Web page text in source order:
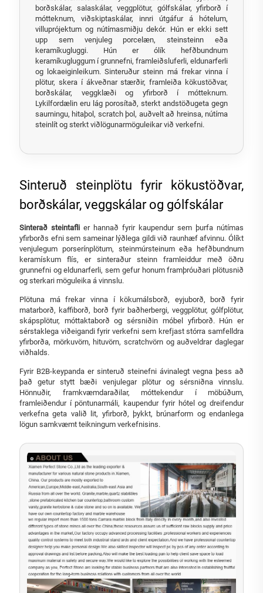
borðskálar, salaskálar, veggplötur, gólfskálar, yfirborð í
mótteknum, viðskiptaskálar, innri útgáfur á hótelum,
villuprójektum og nútímasmiðju dekór. Hún er ekki sett
upp sem venjuleg porcelæn, steinsteinn eða
keramíkugluggi. Hún er ólík hefðbundnum
keramíkugluggum í grunnefni, framleiðsluferli, eldunarferli
og lokaeiginleikum. Sinteruður steinn má frekar vinna í
plötur, skera í ákveðnar stærðir, framleiða kökustöðvar,
borðskálar, veggklæði og yfirborð í mótteknum.
Lykilfordælin eru lág porosítað, sterkt andstöðugeta gegn
saurningu, hitaþol, scratch þol, auðvelt að hreinsa, nútíma
steinlít og sterkt viðlögunarmöguleikar við verkefni.
Sinteruð steinplötu fyrir kökustöðvar,
borðskálar, veggskálar og gólfskálar
Sinterað steintafli er hannað fyrir kaupendur sem þurfa nútímas
yfirborðs efni sem sameinar lýðlega gildi við raunhæf afvinnu. Ólíkt
venjulegum porserínplötum, steinmúrsteinum eða hefðbundnum
keramískum flís, er sinteraður steinn framleiddur með öðru
grunnefni og eldunarferli, sem gefur honum framþróuðari plötusnið
og sterkari möguleika á vinnslu.
Plötuna má frekar vinna í kökumálsborð, eyjuborð, borð fyrir
matarborð, kaffiborð, borð fyrir baðherbergi, veggplötur, gólfplötur,
skápsplötur, móttaktaborð og sérsniðin móbel yfirborð. Hún er
sérstaklega viðeigandi fyrir verkefni sem krefjast stórra samfelldra
yfirborða, mörkuvörn, hituvörn, scratchvörn og auðveldrar daglegar
viðhalds.
Fyrir B2B-keypanda er sinteruð steinefni ávinalegt vegna þess að
það getur stytt bæði venjulegar plötur og sérsniðna vinnslu.
Hönnuðir, framkvæmdaraðilar, móttekendur í möbúðum,
framleiðendur í pöntunarmáli, kaupendur fyrir hótel og dreifendur
verkefna geta valið lit, yfirborð, þykkt, brúnarform og endanlega
lögun samkvæmt teikningum verkefnisins.